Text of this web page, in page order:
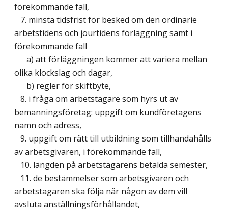
förekommande fall,
7. minsta tidsfrist för besked om den ordinarie
arbetstidens och jourtidens förläggning samt i
förekommande fall
a) att förläggningen kommer att variera mellan
olika klockslag och dagar,
b) regler för skiftbyte,
8. i fråga om arbetstagare som hyrs ut av
bemanningsföretag: uppgift om kundföretagens
namn och adress,
9. uppgift om rätt till utbildning som tillhandahålls
av arbetsgivaren, i förekommande fall,
10. längden på arbetstagarens betalda semester,
11. de bestämmelser som arbetsgivaren och
arbetstagaren ska följa när någon av dem vill
avsluta anställningsförhållandet,